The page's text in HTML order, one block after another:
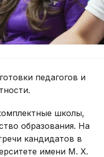
педагогов и
школы,
образования. На
кандидатов в
имени М. Х.